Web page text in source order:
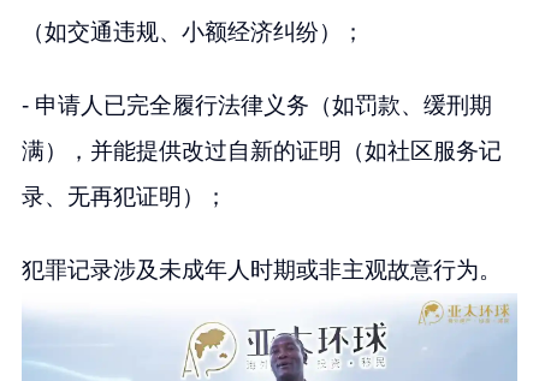
（如交通违规、小额经济纠纷）；
- 申请人已完全履行法律义务（如罚款、缓刑期
满），并能提供改过自新的证明（如社区服务记
录、无再犯证明）；
犯罪记录涉及未成年人时期或非主观故意行为。